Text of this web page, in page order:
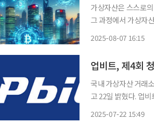
가상자산은 스스로
그 과정에서 가상자
2025-08-07 16:15
업비트, 제4회
국내 가상자산 거래
고 22일 밝혔다. 업비트
2025-07-22 15:49